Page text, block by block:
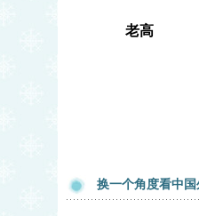
老高
换一个角度看中